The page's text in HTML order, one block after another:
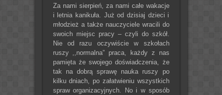
Za nami sierpień, za nami całe wakacje
i letnia kanikuła. Już od dzisiaj dzieci i
młodzież a także nauczyciele wracili do
swoich miejsc pracy – czyli do szkół.
Nie od razu oczywiście w szkołach
ruszy ,,normalna” praca, każdy z nas
pamięta że swojego doświadczenia, że
tak na dobrą sprawę nauka ruszy po
kilku dniach, po załatwieniu wszystkich
spraw organizacyjnych. No i w sposób